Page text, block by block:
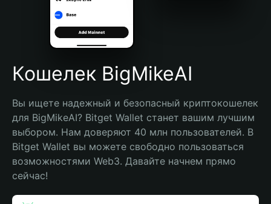
Português (Brasil)
Español (Argentina)
Кошелек BigMikeAI
Вы ищете надежный и безопасный криптокошелек
для BigMikeAI? Bitget Wallet станет вашим лучшим
выбором. Нам доверяют 40 млн пользователей. В
Bitget Wallet вы можете свободно пользоваться
возможностями Web3. Давайте начнем прямо
сейчас!